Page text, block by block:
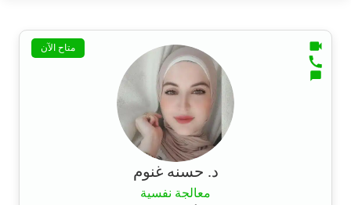
متاح الآن
د. حسنه غنوم
معالجة نفسية